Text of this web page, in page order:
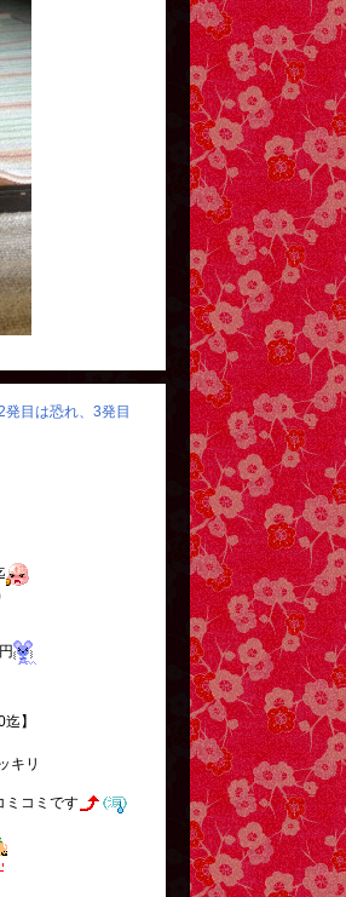
目は恐れ、3発目
】
キリ
ミコミです